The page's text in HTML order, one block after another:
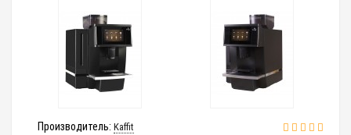
Производитель: Kaffit